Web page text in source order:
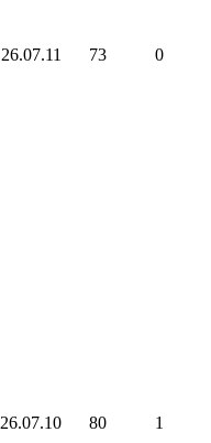
26.07.11 73 0
26.07.10 80 1